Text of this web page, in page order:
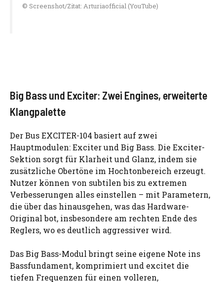
© Screenshot/Zitat: Arturiaofficial (YouTube)
Big Bass und Exciter: Zwei Engines, erweiterte
Klangpalette
Der Bus EXCITER-104 basiert auf zwei
Hauptmodulen: Exciter und Big Bass. Die Exciter-
Sektion sorgt für Klarheit und Glanz, indem sie
zusätzliche Obertöne im Hochtonbereich erzeugt.
Nutzer können von subtilen bis zu extremen
Verbesserungen alles einstellen – mit Parametern,
die über das hinausgehen, was das Hardware-
Original bot, insbesondere am rechten Ende des
Reglers, wo es deutlich aggressiver wird.
Das Big Bass-Modul bringt seine eigene Note ins
Bassfundament, komprimiert und excitet die
tiefen Frequenzen für einen volleren,